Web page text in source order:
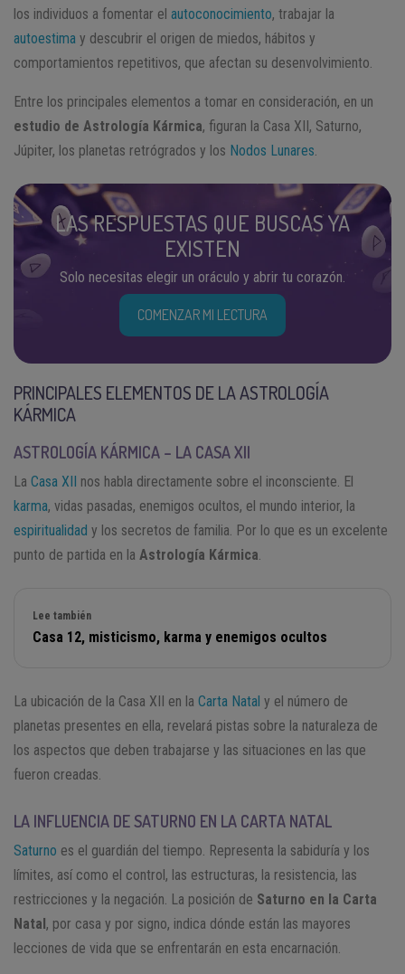
los individuos a fomentar el autoconocimiento, trabajar la
autoestima y descubrir el origen de miedos, hábitos y
comportamientos repetitivos, que afectan su desenvolvimiento.
Entre los principales elementos a tomar en consideración, en un
estudio de Astrología Kármica, figuran la Casa XII, Saturno,
Júpiter, los planetas retrógrados y los Nodos Lunares
LAS RESPUESTAS QUE BUSCAS YA
EXISTEN
Solo necesitas elegir un oráculo y abrir tu corazón.
COMENZAR MI LECTURA
PRINCIPALES ELEMENTOS DE LA ASTROLOGÍA
KÁRMICA
ASTROLOGÍA KÁRMICA – LA CASA XII
La Casa XII nos habla directamente sobre el inconsciente. El
karma, vidas pasadas, enemigos ocultos, el mundo interior, la
espiritualidad y los secretos de familia. Por lo que es un excelente
punto de partida en la Astrología Kármica
Lee también
Casa 12, misticismo, karma y enemigos ocultos
La ubicación de la Casa XII en la Carta Natal y el número de
planetas presentes en ella, revelará pistas sobre la naturaleza de
los aspectos que deben trabajarse y las situaciones en las que
fueron creadas.
LA INFLUENCIA DE SATURNO EN LA CARTA NATAL
Saturno es el guardián del tiempo. Representa la sabiduría y los
límites, así como el control, las estructuras, la resistencia, las
restricciones y la negación. La posición de Saturno en la Carta
Natal, por casa y por signo, indica dónde están las mayores
lecciones de vida que se enfrentarán en esta encarnación.